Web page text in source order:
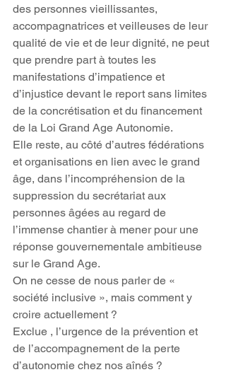
des personnes vieillissantes,
accompagnatrices et veilleuses de leur
qualité de vie et de leur dignité, ne peut
que prendre part à toutes les
manifestations d’impatience et
d’injustice devant le report sans limites
de la concrétisation et du financement
de la Loi Grand Age Autonomie.
Elle reste, au côté d’autres fédérations
et organisations en lien avec le grand
âge, dans l’incompréhension de la
suppression du secrétariat aux
personnes âgées au regard de
l’immense chantier à mener pour une
réponse gouvernementale ambitieuse
sur le Grand Age.
On ne cesse de nous parler de «
société inclusive », mais comment y
croire actuellement ?
Exclue , l’urgence de la prévention et
de l’accompagnement de la perte
d’autonomie chez nos aînés ?